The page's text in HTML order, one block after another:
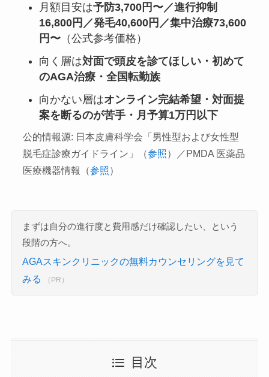
月額目安は予防3,700円〜／進行抑制
16,800円／発毛40,600円／集中治療73,600
円〜（公式参考価格）
向く層は対面で頭皮を診てほしい・初めて
のAGA治療・全国転勤族
向かない層はオンライン完結希望・対面提
案を断るのが苦手・月予算1万円以下
公的情報源: 日本皮膚科学会「男性型および女性型
脱毛症診療ガイドライン」（参照）／PMDA 医薬品
医療機器情報（参照）
まずは自分の進行度と費用感だけ確認したい、という
段階の方へ。
AGAスキンクリニックの無料カウンセリングを見て
みる
（PR）
目次